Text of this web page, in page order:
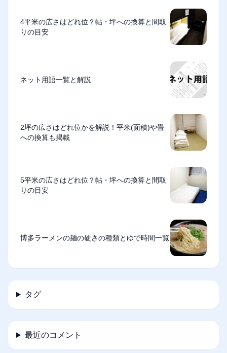
4平米の広さはどれ位？帖・坪への換算と間取
りの目安
ネット用語一覧と解説
2坪の広さはどれ位かを解説！平米(面積)や畳
への換算も掲載
5平米の広さはどれ位？帖・坪への換算と間取
りの目安
博多ラーメンの麺の硬さの種類とゆで時間一覧
タグ
最近のコメント